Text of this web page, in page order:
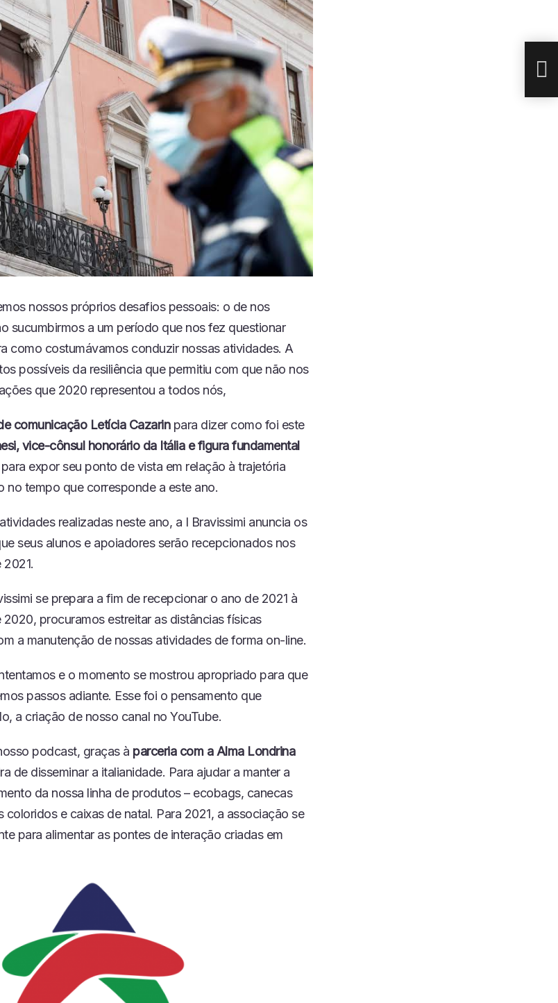
nossos próprios desafios pessoais: o de nos
sucumbirmos a um período que nos fez questionar
como costumávamos conduzir nossas atividades. A
possíveis da resiliência que permitiu com que não nos
que 2020 representou a todos nós,
comunicação Letícia Cazarinpara dizer como foi este
vice-cônsul honorário da Itália e figura fundamental
expor seu ponto de vista em relação à trajetória
no tempo que corresponde a este ano.
realizadas neste ano, a I Bravissimi anuncia os
seus alunos e apoiadores serão recepcionados nos
se prepara a fim de recepcionar o ano de 2021 à
procuramos estreitar as distâncias físicas
a manutenção de nossas atividades de forma on-line.
e o momento se mostrou apropriado para que
passos adiante. Esse foi o pensamento que
a criação de nosso canal no YouTube.
podcast, graças à parceria com a Alma Londrina
de disseminar a italianidade. Para ajudar a manter a
da nossa linha de produtos – ecobags, canecas
coloridos e caixas de natal. Para 2021, a associação se
para alimentar as pontes de interação criadas em